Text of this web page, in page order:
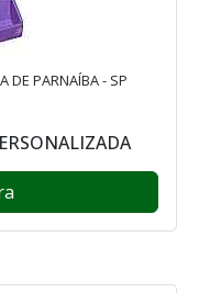
DE PARNAÍBA - SP